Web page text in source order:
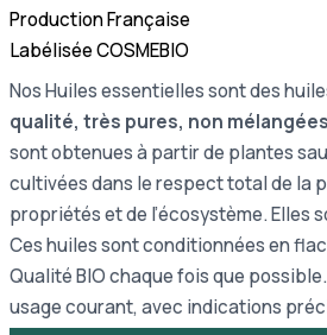
Production Française
Labélisée COSMEBIO
Nos Huiles essentielles sont des
qualité, très pures, non
sont obtenues à partir de plantes
cultivées dans le respect total de la
propriétés et de l’écosystème. Elles
Ces huiles sont conditionnées en
Qualité BIO chaque fois que
usage courant, avec indications